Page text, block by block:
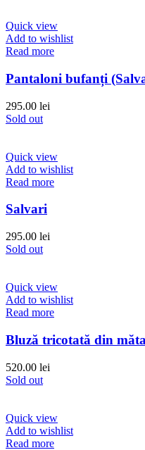
Quick view
Add to wishlist
Read more
Pantaloni bufanți
295.00 lei
Sold out
Quick view
Add to wishlist
Read more
Salvari
295.00 lei
Sold out
Quick view
Add to wishlist
Read more
Bluză tricotată din
520.00 lei
Sold out
Quick view
Add to wishlist
Read more